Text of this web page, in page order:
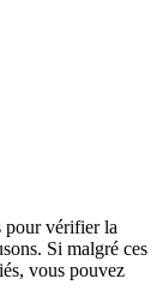
pour vérifier la
Si malgré ces
vous pouvez